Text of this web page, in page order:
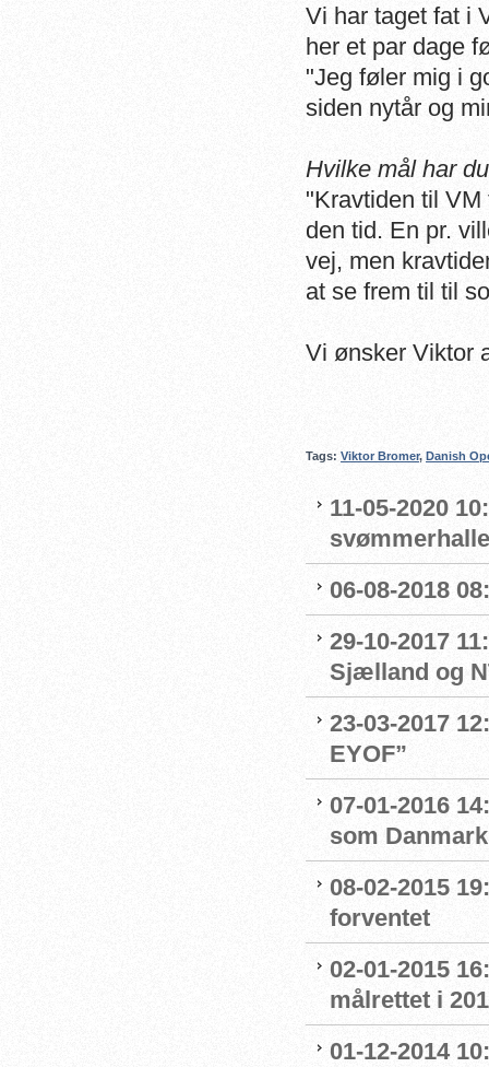
Vi har taget fat i
her et par dage
"Jeg føler mig i
siden nytår og
Hvilke mål har
"Kravtiden til
den tid. En pr.
vej, men
at se frem til til
Vi ønsker Viktor
Tags: Viktor Bromer, Danish
11-05-2020
06-08-2018
29-10-2017
Sjælland og
23-03-2017
EYOF”
07-01-2016
som
08-02-2015
forventet
02-01-2015
målrettet i
01-12-2014